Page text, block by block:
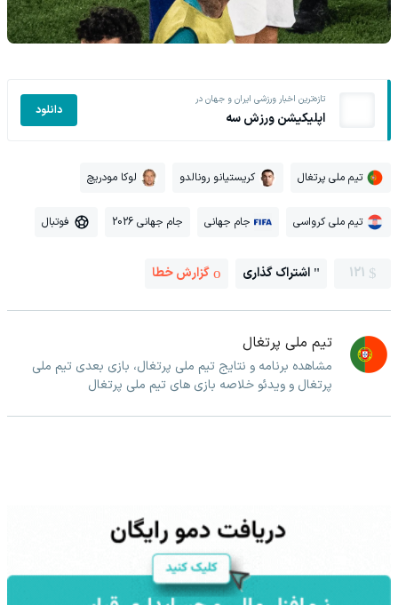
تازه‌ترین اخبار ورزشی ایران و جهان در
اپلیکیشن ورزش سه دانلود
تیم ملی پرتغال کریستیانو رونالدو لوکا مودریچ
تیم ملی کرواسی جام جهانی جام جهانی 2026 فوتبال
121 اشتراک گذاری گزارش خطا
تیم ملی پرتغال
مشاهده برنامه و نتایج تیم ملی پرتغال، بازی بعدی تیم ملی
پرتغال و ویدئو خلاصه بازی های تیم ملی پرتغال